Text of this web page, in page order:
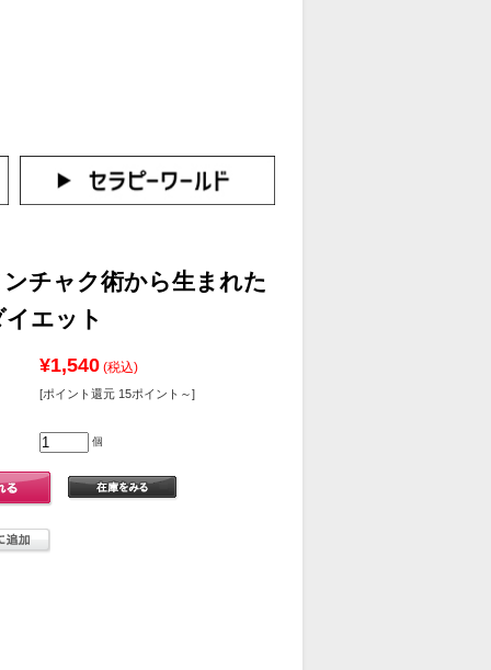
チャク術から生まれた
エット
¥1,540 (税込)
[ポイント還元 15ポイント～]
個